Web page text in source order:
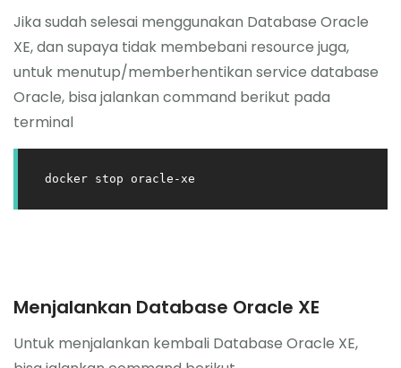
Jika sudah selesai menggunakan Database Oracle
XE, dan supaya tidak membebani resource juga,
untuk menutup/memberhentikan service database
Oracle, bisa jalankan command berikut pada
terminal
docker stop oracle-xe
Menjalankan Database Oracle XE
Untuk menjalankan kembali Database Oracle XE,